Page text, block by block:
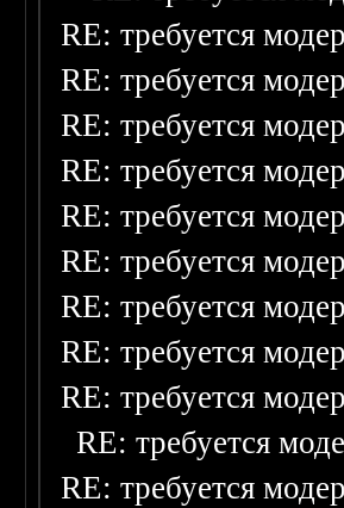
RE: требуется
RE: требуется
RE: требуется
RE: требуется
RE: требуется
RE: требуется
RE: требуется
RE: требуется
RE: требуется
RE: требуется
RE: требуется